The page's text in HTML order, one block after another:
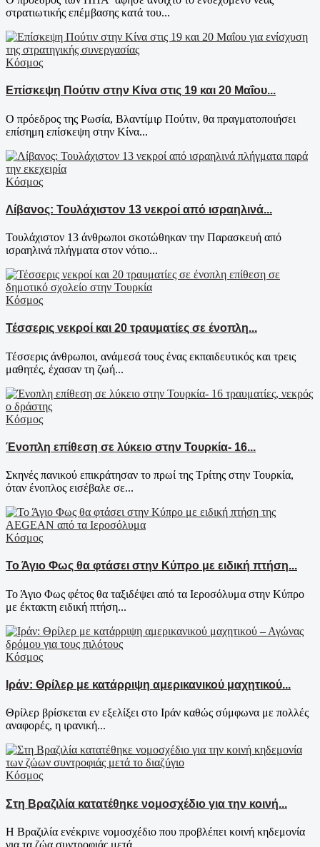
στρατιωτικής επέμβασης κατά του...
Κόσμος
Επίσκεψη Πούτιν στην Κίνα στις 19 και 20 Μαΐου...
Ο πρόεδρος της Ρωσία, Βλαντίμιρ Πούτιν, θα πραγματοποιήσει
επίσημη επίσκεψη στην Κίνα...
Κόσμος
Λίβανος: Τουλάχιστον 13 νεκροί από ισραηλινά...
Τουλάχιστον 13 άνθρωποι σκοτώθηκαν την Παρασκευή από
ισραηλινά πλήγματα στον νότιο...
Κόσμος
Τέσσερις νεκροί και 20 τραυματίες σε ένοπλη...
Τέσσερις άνθρωποι, ανάμεσά τους ένας εκπαιδευτικός και τρεις
μαθητές, έχασαν τη ζωή...
Κόσμος
Ένοπλη επίθεση σε λύκειο στην Τουρκία- 16...
Σκηνές πανικού επικράτησαν το πρωί της Τρίτης στην Τουρκία,
όταν ένοπλος εισέβαλε σε...
Κόσμος
Το Άγιο Φως θα φτάσει στην Κύπρο με ειδική πτήση...
Το Άγιο Φως φέτος θα ταξιδέψει από τα Ιεροσόλυμα στην Κύπρο
με έκτακτη ειδική πτήση...
Κόσμος
Ιράν: Θρίλερ με κατάρριψη αμερικανικού μαχητικού...
Θρίλερ βρίσκεται εν εξελίξει στο Ιράν καθώς σύμφωνα με πολλές
αναφορές, η ιρανική...
Κόσμος
Στη Βραζιλία κατατέθηκε νομοσχέδιο για την κοινή...
Η Βραζιλία ενέκρινε νομοσχέδιο που προβλέπει κοινή κηδεμονία
για τα ζώα συντροφιάς μετά...